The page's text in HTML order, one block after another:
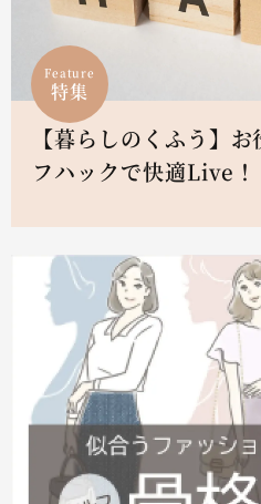
Feature
特集
【暮らしのくふう】
フハックで快適Live！